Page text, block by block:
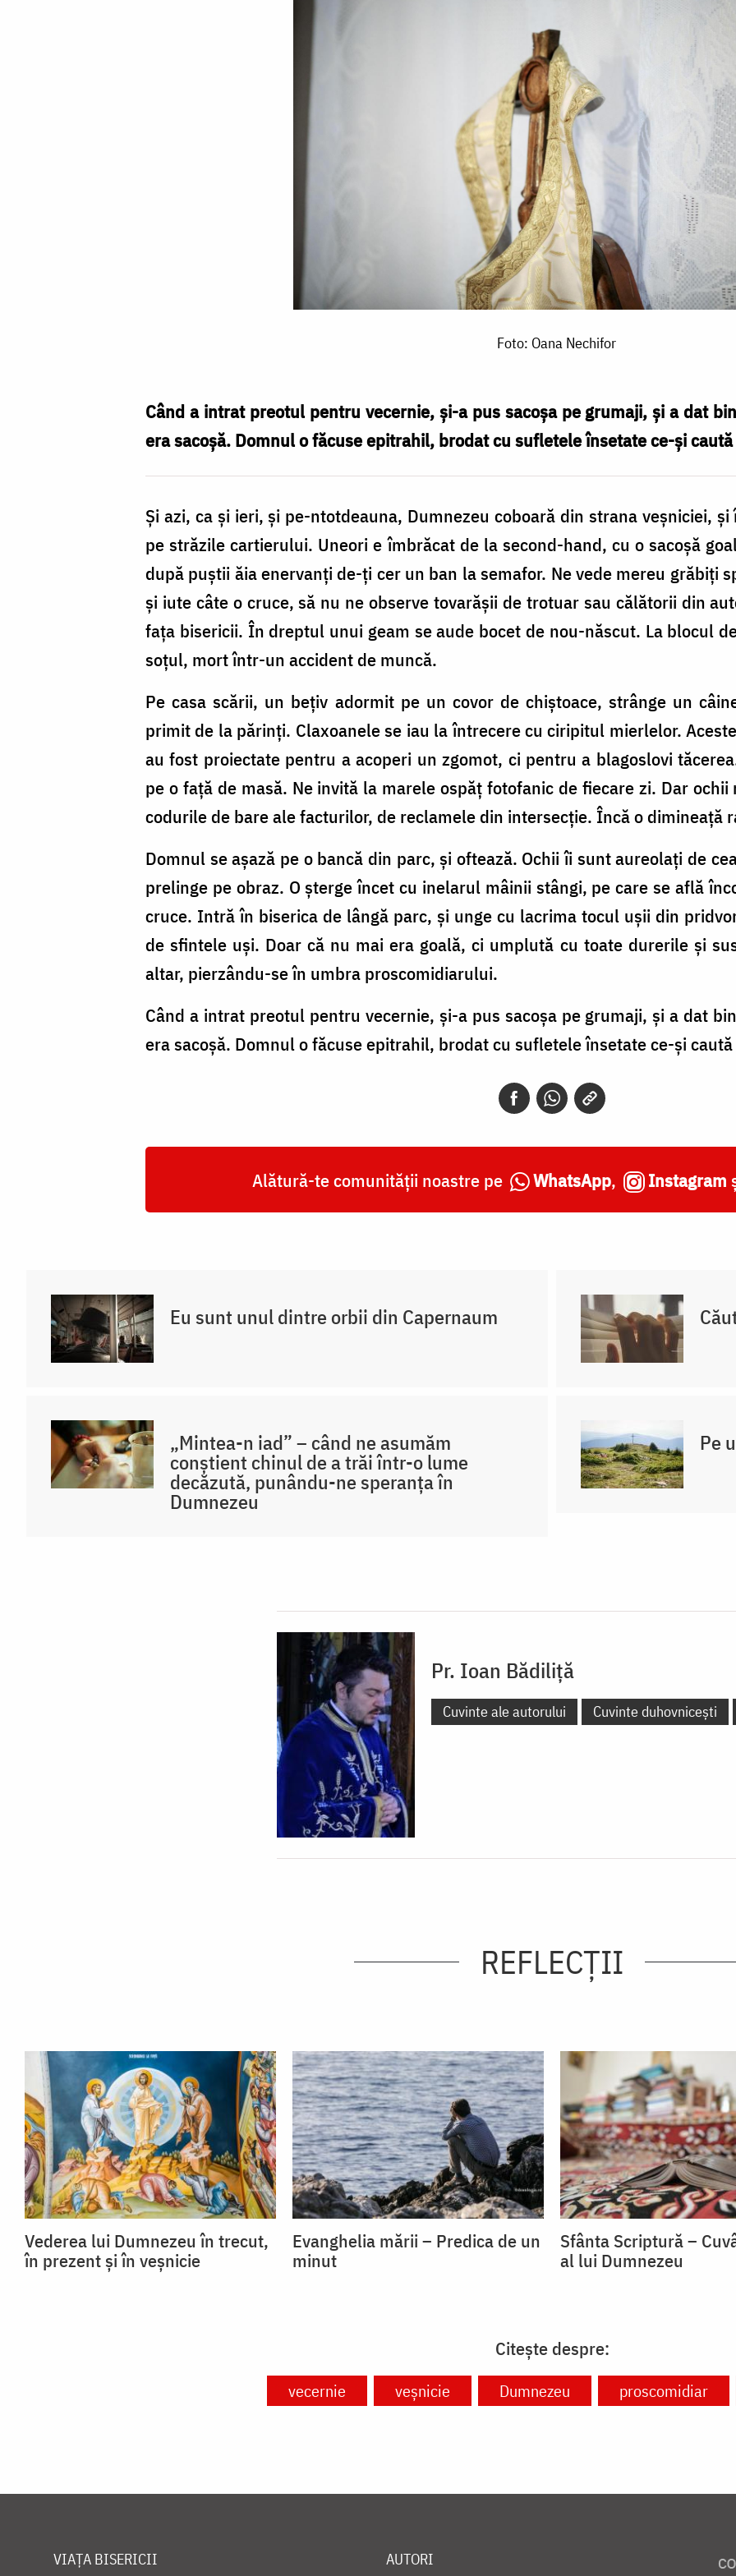
Foto: Oana Nechifor
Când a intrat preotul pentru vecernie, și-a pus sacoșa pe grumaji, și a dat
era sacoșă. Domnul o făcuse epitrahil, brodat cu sufletele însetate ce-și
Și azi, ca și ieri, și pe-ntotdeauna, Dumnezeu coboară din strana veșniciei,
pe străzile cartierului. Uneori e îmbrăcat de la second-hand, cu o sacoșă
după puștii ăia enervanți de-ți cer un ban la semafor. Ne vede mereu grăbiți
și iute câte o cruce, să nu ne observe tovarășii de trotuar sau călătorii din
fața bisericii. În dreptul unui geam se aude bocet de nou-născut. La blocul
soțul, mort într-un accident de muncă.
Pe casa scării, un bețiv adormit pe un covor de chiștoace, strânge un
primit de la părinți. Claxoanele se iau la întrecere cu ciripitul mierlelor.
au fost proiectate pentru a acoperi un zgomot, ci pentru a blagoslovi
pe o față de masă. Ne invită la marele ospăț fotofanic de fiecare zi. Dar
codurile de bare ale facturilor, de reclamele din intersecție. Încă o dimineață
Domnul se așază pe o bancă din parc, și oftează. Ochii îi sunt aureolați de
prelinge pe obraz. O șterge încet cu inelarul mâinii stângi, pe care se află
cruce. Intră în biserica de lângă parc, și unge cu lacrima tocul ușii din
de sfintele uși. Doar că nu mai era goală, ci umplută cu toate durerile și
altar, pierzându-se în umbra proscomidiarului.
Când a intrat preotul pentru vecernie, și-a pus sacoșa pe grumaji, și a dat
era sacoșă. Domnul o făcuse epitrahil, brodat cu sufletele însetate ce-și
Alătură-te comunității noastre pe WhatsApp, Instagram
Eu sunt unul dintre orbii din Capernaum
„Mintea-n iad” – când ne asumăm
conștient chinul de a trăi într-o lume
decăzută, punându-ne speranța în
Dumnezeu
Pe
Pr. Ioan Bădiliță
Cuvinte ale autorului Cuvinte duhovnicești
REFLECȚII
Vederea lui Dumnezeu în trecut,
în prezent și în veșnicie
Evanghelia mării – Predica de un
minut
Sfânta Scriptură –
al lui Dumnezeu
Citește despre:
vecernie veșnicie Dumnezeu proscomidiar
VIAȚA BISERICII AUTORI